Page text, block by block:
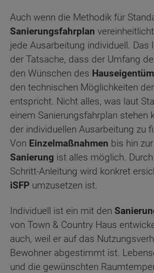
Auch wenn die Methodik für
Sanierungsfahrplan
jede Ausarbeitung individuell. Das
der Tatsache, dass der Umfang
den Wünschen des
den technischen Möglichkeiten
entspricht. Nicht alles, was laut
einem Sanierungsfahrplan stehen
der individuellen Ausarbeitung zu
Von Einzelmaßnahmen bis hin zur
Sanierung ist alles möglich.
Schritt-Anleitung wird konkret
iSFP umzusetzen ist.
Individuell ist ein mit den
von Town & Country Haus
auch, weil er auf das
Bewohner abgestimmt ist.
und die gewünschten